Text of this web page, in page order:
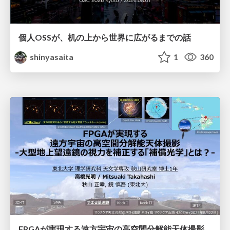
個人OSSが、机の上から世界に広がるまでの話
shinyasaita
1 360